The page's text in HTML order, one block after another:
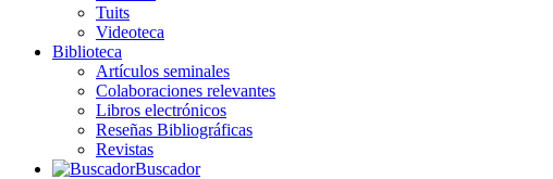
Tuits
Videoteca
Biblioteca
Artículos seminales
Colaboraciones relevantes
Libros electrónicos
Reseñas Bibliográficas
Revistas
Buscador